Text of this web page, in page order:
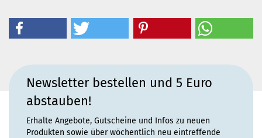
Newsletter bestellen und 5 Euro
abstauben!
Erhalte Angebote, Gutscheine und Infos zu neuen
Produkten sowie über wöchentlich neu eintreffende